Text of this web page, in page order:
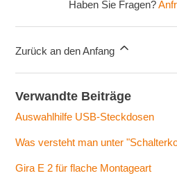
Haben Sie Fragen?
Zurück an den Anfang
Verwandte Beiträge
Auswahlhilfe USB-Steckdosen
Was versteht man unter
Gira E 2 für flache Montageart